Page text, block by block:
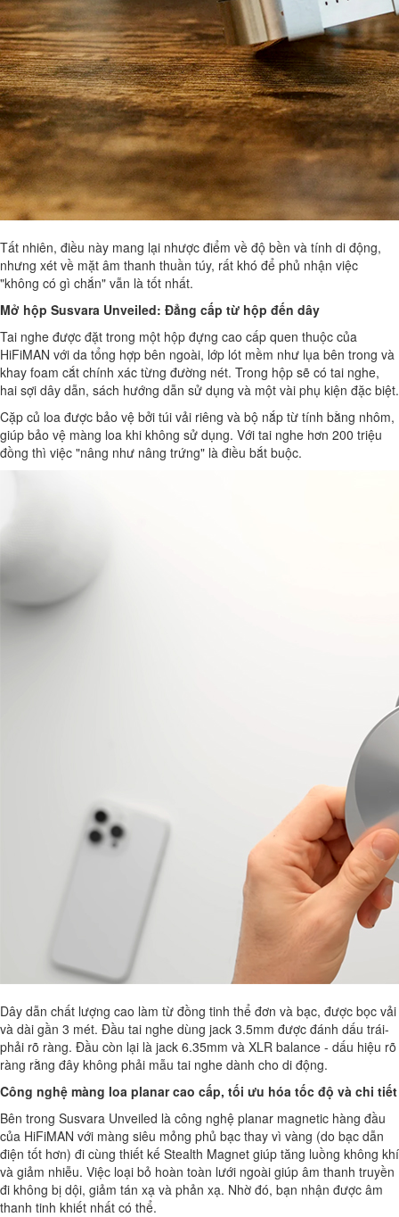
Tất nhiên, điều này mang lại nhược điểm về độ bền và tính di động,
nhưng xét về mặt âm thanh thuần túy, rất khó để phủ nhận việc
"không có gì chắn" vẫn là tốt nhất.
Mở hộp Susvara Unveiled: Đẳng cấp từ hộp đến dây
Tai nghe được đặt trong một hộp đựng cao cấp quen thuộc của
HiFiMAN với da tổng hợp bên ngoài, lớp lót mềm như lụa bên trong và
khay foam cắt chính xác từng đường nét. Trong hộp sẽ có tai nghe,
hai sợi dây dẫn, sách hướng dẫn sử dụng và một vài phụ kiện đặc biệt.
Cặp củ loa được bảo vệ bởi túi vải riêng và bộ nắp từ tính bằng nhôm,
giúp bảo vệ màng loa khi không sử dụng. Với tai nghe hơn 200 triệu
đồng thì việc "nâng như nâng trứng" là điều bắt buộc.
Dây dẫn chất lượng cao làm từ đồng tinh thể đơn và bạc, được bọc vải
và dài gần 3 mét. Đầu tai nghe dùng jack 3.5mm được đánh dấu trái-
phải rõ ràng. Đầu còn lại là jack 6.35mm và XLR balance - dấu hiệu rõ
ràng rằng đây không phải mẫu tai nghe dành cho di động.
Công nghệ màng loa planar cao cấp, tối ưu hóa tốc độ và chi tiết
Bên trong Susvara Unveiled là công nghệ planar magnetic hàng đầu
của HiFiMAN với màng siêu mỏng phủ bạc thay vì vàng (do bạc dẫn
điện tốt hơn) đi cùng thiết kế Stealth Magnet giúp tăng luồng không khí
và giảm nhiễu. Việc loại bỏ hoàn toàn lưới ngoài giúp âm thanh truyền
đi không bị dội, giảm tán xạ và phản xạ. Nhờ đó, bạn nhận được âm
thanh tinh khiết nhất có thể.